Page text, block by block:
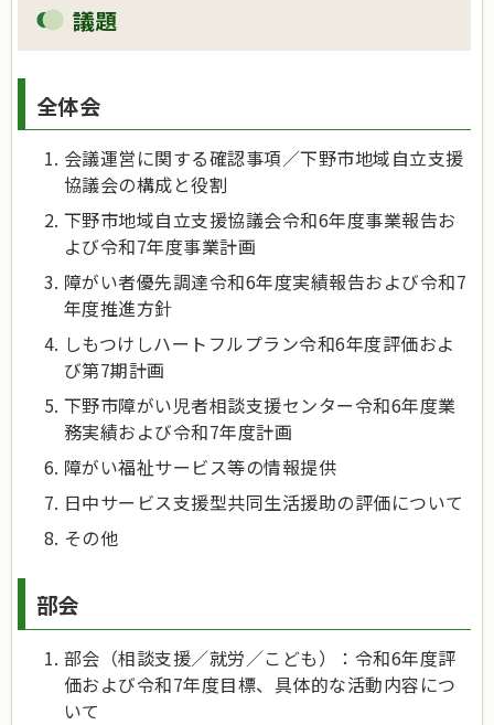
議題
全体会
会議運営に関する確認事項／下野市地域自立支援
協議会の構成と役割
下野市地域自立支援協議会令和6年度事業報告お
よび令和7年度事業計画
障がい者優先調達令和6年度実績報告および令和7
年度推進方針
しもつけしハートフルプラン令和6年度評価およ
び第7期計画
下野市障がい児者相談支援センター令和6年度業
務実績および令和7年度計画
障がい福祉サービス等の情報提供
日中サービス支援型共同生活援助の評価について
その他
部会
部会（相談支援／就労／こども）：令和6年度評
価および令和7年度目標、具体的な活動内容につ
いて